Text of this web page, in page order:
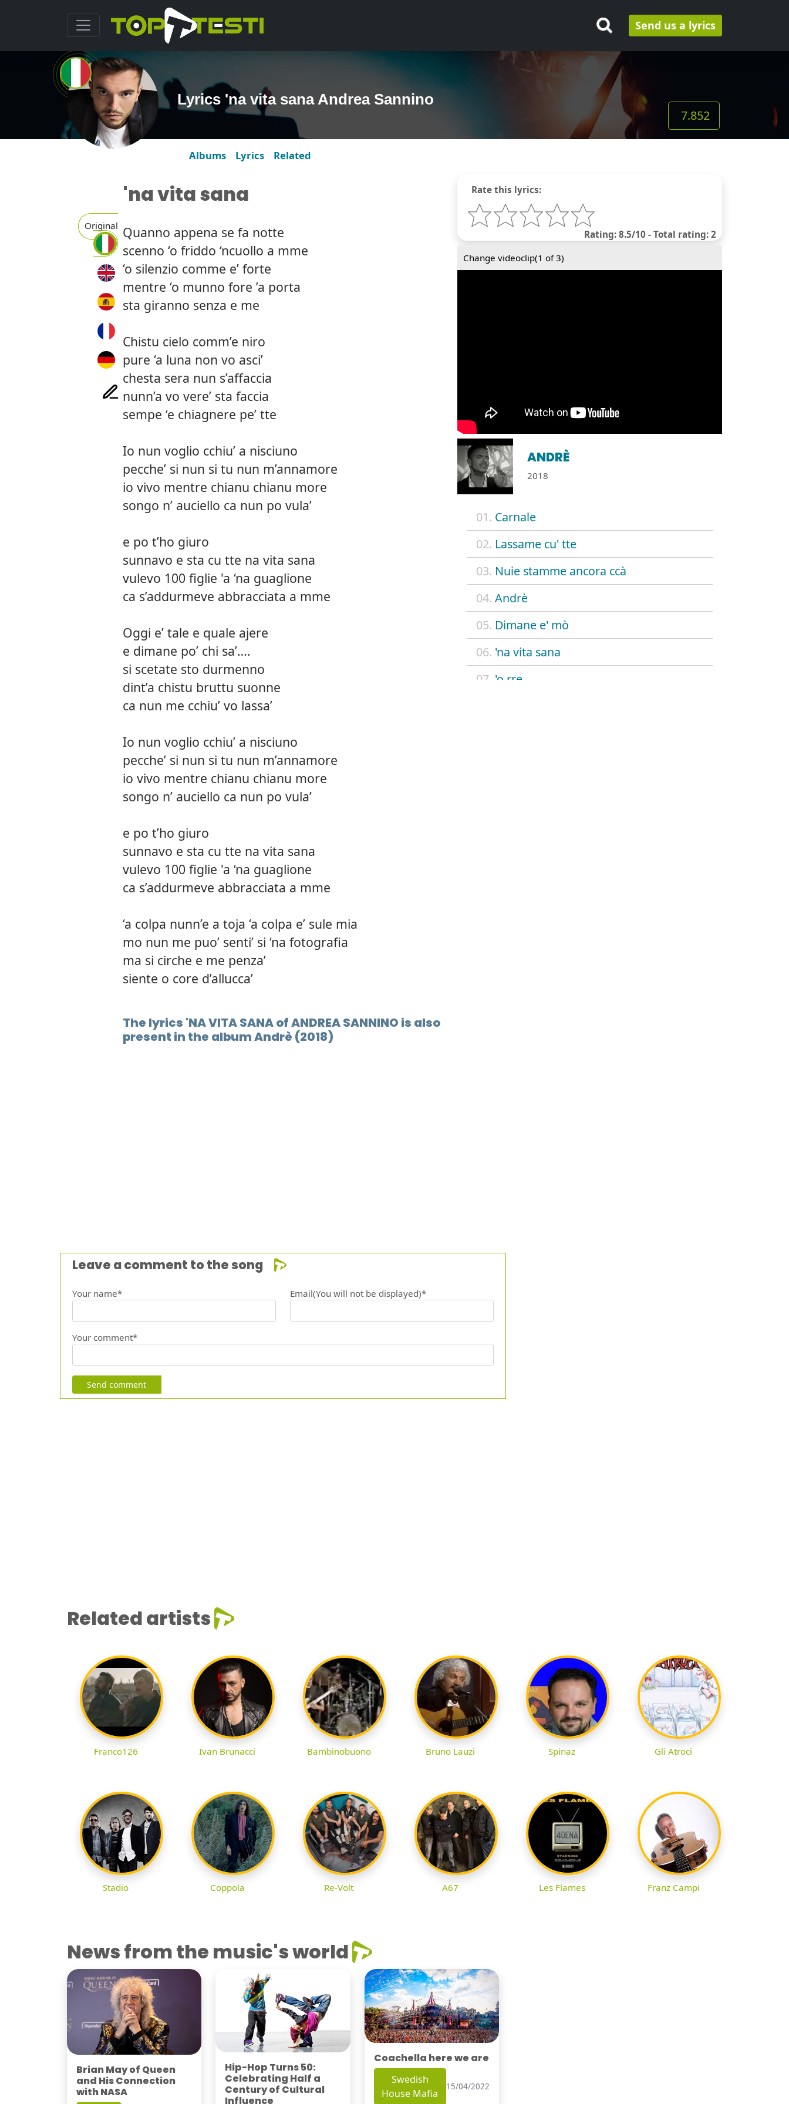
Send us a lyrics
Lyrics 'na vita sana Andrea Sannino
7.852
Albums Lyrics Related
Original
Rate this lyrics:
Rating: 8.5/10 - Total rating: 2
Change videoclip(1 of 3)
ANDRÈ
2018
01. Carnale
02. Lassame cu' tte
03. Nuie stamme ancora ccà
04. Andrè
05. Dimane e' mò
06. 'na vita sana
07. 'o rre
'na vita sana
Quanno appena se fa notte
scenno ‘o friddo ‘ncuollo a mme
‘o silenzio comme e’ forte
mentre ‘o munno fore ’a porta
sta giranno senza e me
Chistu cielo comm’e niro
pure ‘a luna non vo asci’
chesta sera nun s’affaccia
nunn’a vo vere’ sta faccia
sempe ‘e chiagnere pe’ tte
Io nun voglio cchiu’ a nisciuno
pecche’ si nun si tu nun m’annamore
io vivo mentre chianu chianu more
songo n’ auciello ca nun po vula’
e po t’ho giuro
sunnavo e sta cu tte na vita sana
vulevo 100 figlie 'a ‘na guaglione
ca s’addurmeve abbracciata a mme
Oggi e’ tale e quale ajere
e dimane po’ chi sa’….
si scetate sto durmenno
dint’a chistu bruttu suonne
ca nun me cchiu’ vo lassa’
Io nun voglio cchiu’ a nisciuno
pecche’ si nun si tu nun m’annamore
io vivo mentre chianu chianu more
songo n’ auciello ca nun po vula’
e po t’ho giuro
sunnavo e sta cu tte na vita sana
vulevo 100 figlie 'a ‘na guaglione
ca s’addurmeve abbracciata a mme
‘a colpa nunn’e a toja ‘a colpa e’ sule mia
mo nun me puo’ senti’ si ‘na fotografia
ma si cirche e me penza’
siente o core d’allucca’
The lyrics 'NA VITA SANA of ANDREA SANNINO is also
present in the album Andrè (2018)
Leave a comment to the song
Your name* Email(You will not be displayed)*
Your comment*
Send comment
Related artists
Franco126 Ivan Brunacci Bambinobuono Bruno Lauzi Spinaz Gli Atroci
Stadio Coppola Re-Volt A67 Les Flames Franz Campi
News from the music's world
Brian May of Queen
and His Connection
with NASA
Hip-Hop Turns 50:
Celebrating Half a
Century of Cultural
Influence
Coachella here we are
Swedish
House Mafia
15/04/2022